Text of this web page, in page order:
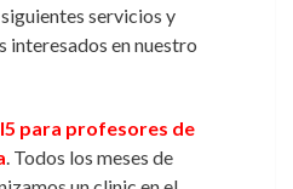
servicios y
interesados en nuestro
para profesores de
. Todos los meses de